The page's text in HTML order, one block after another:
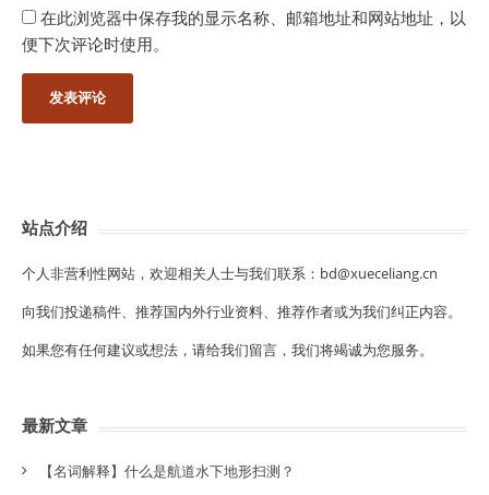
在此浏览器中保存我的显示名称、邮箱地址和网站地址，以
便下次评论时使用。
站点介绍
个人非营利性网站，欢迎相关人士与我们联系：bd@xueceliang.cn
向我们投递稿件、推荐国内外行业资料、推荐作者或为我们纠正内容。
如果您有任何建议或想法，请给我们留言，我们将竭诚为您服务。
最新文章
【名词解释】什么是航道水下地形扫测？